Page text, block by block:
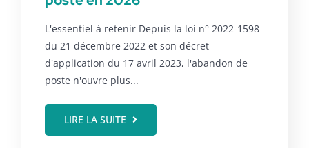
L'essentiel à retenir Depuis la loi n° 2022-1598
du 21 décembre 2022 et son décret
d'application du 17 avril 2023, l'abandon de
poste n'ouvre plus...
LIRE LA SUITE